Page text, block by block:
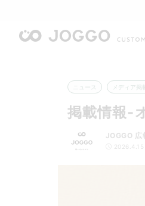
ニュース メディア掲
掲載情報-
JOGGO 広